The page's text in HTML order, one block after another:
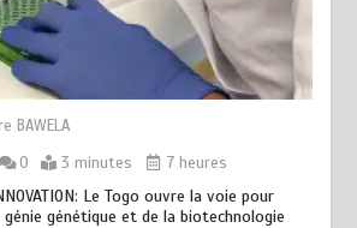
BAWELA
0 3 minutes 7 heures
Le Togo ouvre la voie pour
génie génétique et de la biotechnologie